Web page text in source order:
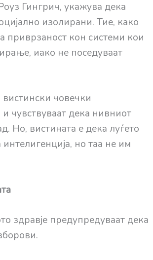
Гингрич, укажува дека
изолирани. Тие, како
приврзаност кон системи кои
иако не поседуваат
човечки
чувствуваат дека нивниот
Но, вистината е дека луѓето
но таа не им
здравје предупредуваат дека